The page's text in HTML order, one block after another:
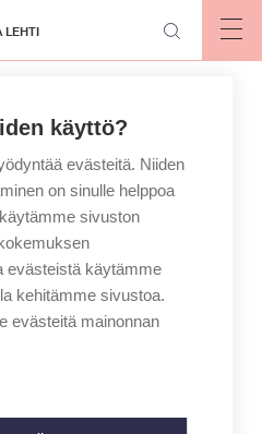
LEHTI
käyttö?
evästeitä. Niiden
on sinulle helppoa
sivuston
evästeistä käytämme
kehitämme sivustoa.
evästeitä mainonnan